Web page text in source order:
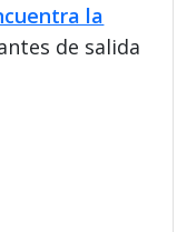
la
de salida